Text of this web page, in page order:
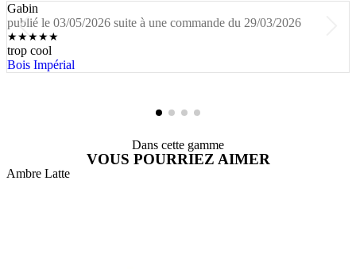
Gabin
publié le 03/05/2026 suite à une commande du 29/03/2026
★★★★★
trop cool
Bois Impérial
Dans cette gamme
VOUS POURRIEZ AIMER
Ambre Latte